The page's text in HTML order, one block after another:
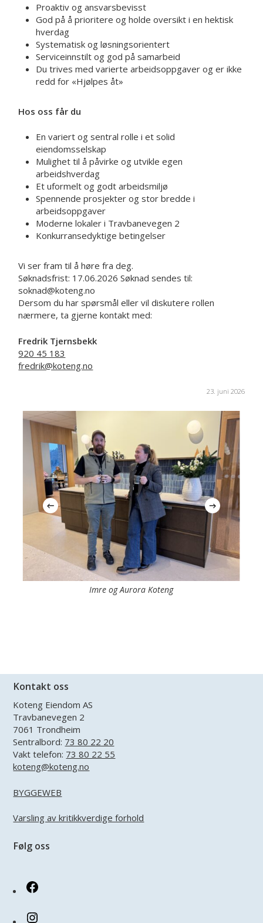
Proaktiv og ansvarsbevisst
God på å prioritere og holde oversikt i en hektisk
hverdag
Systematisk og løsningsorientert
Serviceinnstilt og god på samarbeid
Du trives med varierte arbeidsoppgaver og er ikke
redd for «Hjølpes åt»
Hos oss får du
En variert og sentral rolle i et solid
eiendomsselskap
Mulighet til å påvirke og utvikle egen
arbeidshverdag
Et uformelt og godt arbeidsmiljø
Spennende prosjekter og stor bredde i
arbeidsoppgaver
Moderne lokaler i Travbanevegen 2
Konkurransedyktige betingelser
Vi ser fram til å høre fra deg.
Søknadsfrist: 17.06.2026 Søknad sendes til:
soknad@koteng.no
Dersom du har spørsmål eller vil diskutere rollen
nærmere, ta gjerne kontakt med:
Fredrik Tjernsbekk
920 45 183
fredrik@koteng.no
23. juni 2026
Imre og Aurora Koteng
Kontakt oss
Koteng Eiendom AS
Travbanevegen 2
7061 Trondheim
Sentralbord: 73 80 22 20
Vakt telefon: 73 80 22 55
koteng@koteng.no
BYGGEWEB
Varsling av kritikkverdige forhold
Følg oss